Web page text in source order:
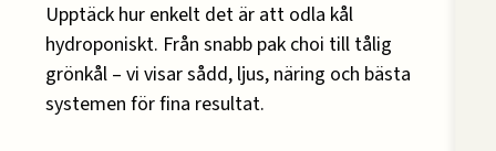
Upptäck hur enkelt det är att odla kål
hydroponiskt. Från snabb pak choi till tålig
grönkål – vi visar sådd, ljus, näring och bästa
systemen för fina resultat.